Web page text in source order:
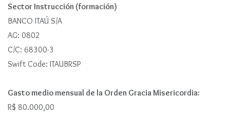
Sector Instrucción (formación)
BANCO ITAÚ S/A
AG: 0802
C/C: 68300-3
Swift Code: ITAUBRSP
Gasto medio mensual de la Orden Gracia Misericordia:
R$ 80.000,00